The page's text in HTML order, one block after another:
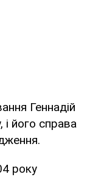
Геннадій
його справа
року